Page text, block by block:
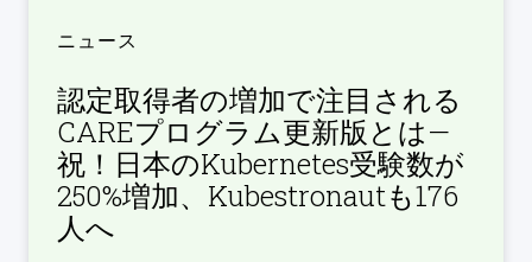
ニュース
認定取得者の増加で注目される
CAREプログラム更新版とは—
祝！日本のKubernetes受験数が
250%増加、Kubestronautも176
人へ